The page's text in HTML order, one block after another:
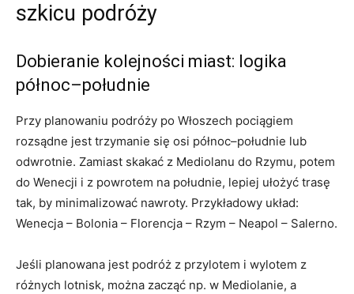
szkicu podróży
Dobieranie kolejności miast: logika
północ–południe
Przy planowaniu podróży po Włoszech pociągiem
rozsądne jest trzymanie się osi północ–południe lub
odwrotnie. Zamiast skakać z Mediolanu do Rzymu, potem
do Wenecji i z powrotem na południe, lepiej ułożyć trasę
tak, by minimalizować nawroty. Przykładowy układ:
Wenecja – Bolonia – Florencja – Rzym – Neapol – Salerno.
Jeśli planowana jest podróż z przylotem i wylotem z
różnych lotnisk, można zacząć np. w Mediolanie, a